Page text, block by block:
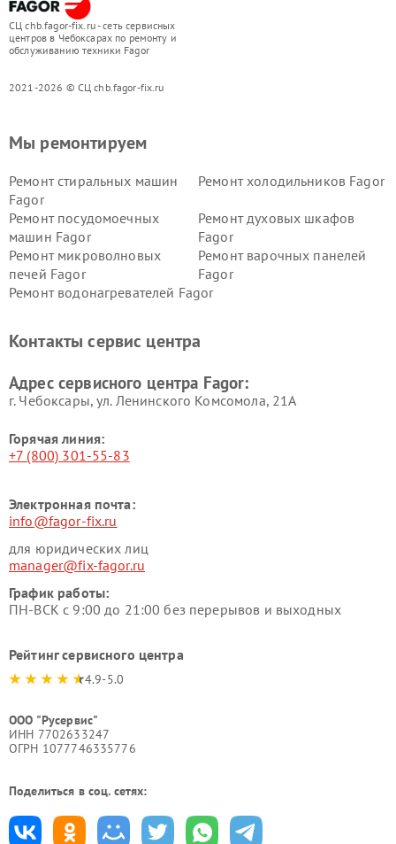
СЦ chb.fagor-fix.ru - сеть сервисных
центров в Чебоксарах по ремонту и
обслуживанию техники Fagor
2021-2026 © СЦ chb.fagor-fix.ru
Мы ремонтируем
Ремонт стиральных машин
Fagor
Ремонт холодильников Fagor
Ремонт посудомоечных
машин Fagor
Ремонт духовых шкафов
Fagor
Ремонт микроволновых
печей Fagor
Ремонт варочных панелей
Fagor
Ремонт водонагревателей Fagor
Контакты сервис центра
Адрес сервисного центра Fagor:
г. Чебоксары, ул. Ленинского Комсомола, 21А
Горячая линия:
+7 (800) 301-55-83
Электронная почта:
info@fagor-fix.ru
для юридических лиц
manager@fix-fagor.ru
График работы:
ПН-ВСК с 9:00 до 21:00 без перерывов и выходных
Рейтинг сервисного центра
4.9-5.0
ООО "Русервис"
ИНН 7702633247
ОГРН 1077746335776
Поделиться в соц. сетях: